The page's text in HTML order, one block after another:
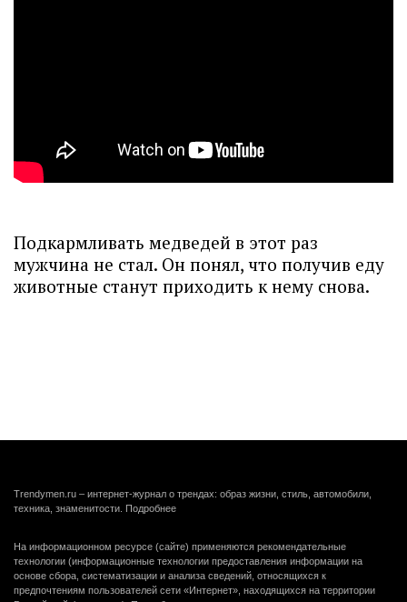
Подкармливать медведей в этот раз
мужчина не стал. Он понял, что получив еду
животные станут приходить к нему снова.
Trendymen.ru – интернет-журнал о трендах: образ жизни, стиль, автомобили,
техника, знаменитости. Подробнее
На информационном ресурсе (сайте) применяются рекомендательные
технологии (информационные технологии предоставления информации на
основе сбора, систематизации и анализа сведений, относящихся к
предпочтениям пользователей сети «Интернет», находящихся на территории